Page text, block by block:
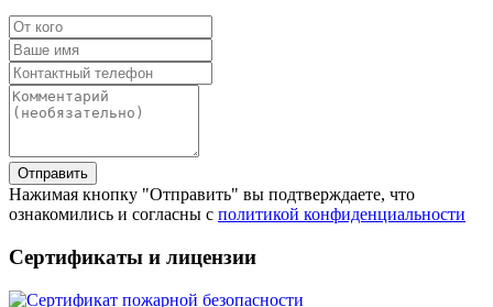
Отправить
Нажимая кнопку "Отправить" вы подтверждаете, что
ознакомились и согласны с политикой конфиденциальности
Сертификаты и лицензии